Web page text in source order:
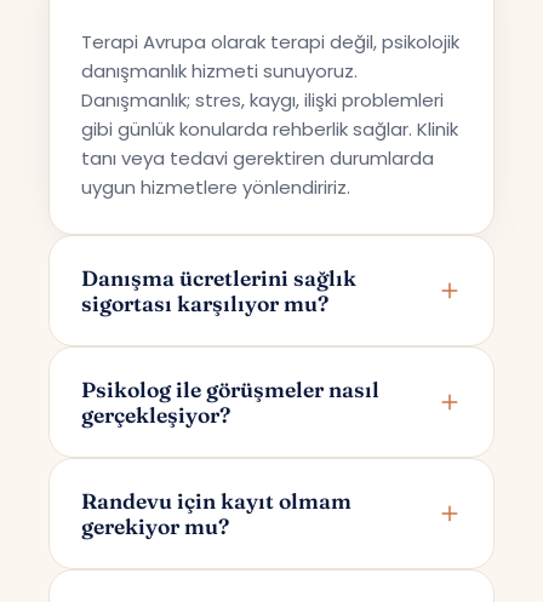
Terapi Avrupa olarak terapi değil, psikolojik
danışmanlık hizmeti sunuyoruz.
Danışmanlık; stres, kaygı, ilişki problemleri
gibi günlük konularda rehberlik sağlar. Klinik
tanı veya tedavi gerektiren durumlarda
uygun hizmetlere yönlendiririz.
Danışma ücretlerini sağlık
sigortası karşılıyor mu?
sunmaktadır; bu nedenle ücretler sağlık
sigortaları tarafından karşılanmamaktadır.
Psikolog ile görüşmeler nasıl
gerçekleşiyor?
üzerinden yapılır. Randevunuzu
oluşturduktan sonra yalnızca size ve
Randevu için kayıt olmam
gerekiyor mu?